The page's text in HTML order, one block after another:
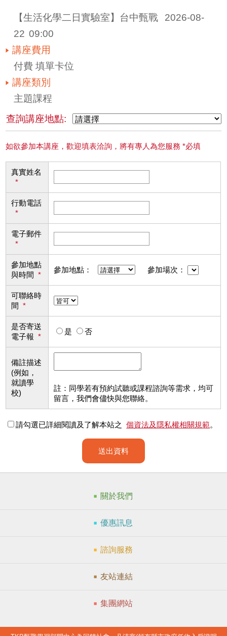
【生活化學二日實驗室】台中甄戰
2026-08-
22 09:00
講座費用
付費 填單卡位
講座類別
主題課程
查詢講座地點:
如欲參加本講座，歡迎填表洽詢，將有專人為您服務 *必填
真實姓名
*
行動電話
*
電子郵件
*
參加地點
與時間 *
參加地點： 參加場次：
可聯絡時
間 *
是否寄送
電子報 *
是 否
備註描述
(例如，
就讀學
校)
註：同學若有預約試聽或課程諮詢等需求，均可
留言，我們會儘快與您聯絡。
請勾選已詳細閱讀及了解本站之 個資法及隱私權相關規範。
送出資料
關於我們
優惠訊息
諮詢服務
友站連結
集團網站